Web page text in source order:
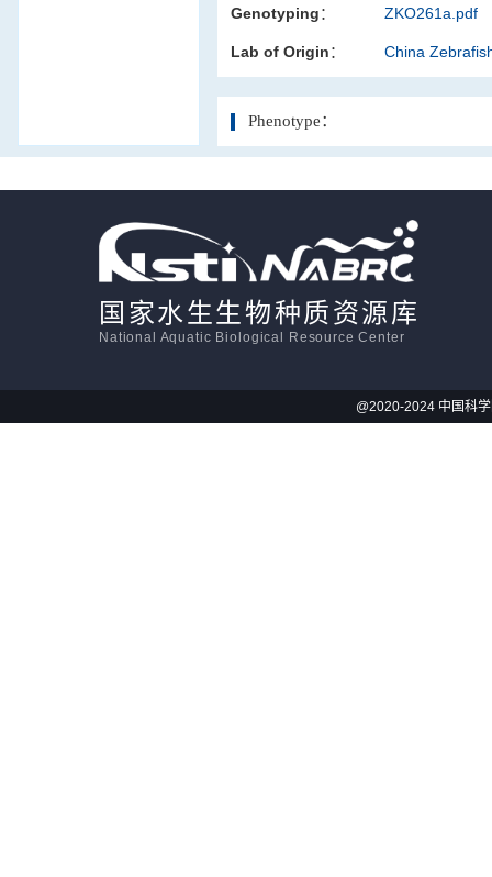
Genotyping： ZKO261a.pdf
Lab of Origin： China
Phenotype：
国家水生生物种质资源库
National Aquatic Biological Resource Center
@2020-2024 中国科